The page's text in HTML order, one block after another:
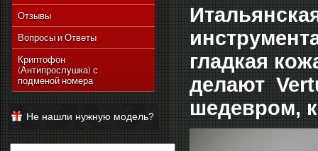
Vertu Constellation
Monogram
Vertu Ascent Ti
Vertu Ferrari Edition
Vertu Racetrack Legends
Vertu Signature Touch
Отзывы
Вопросы и Ответы
Криптофон
(Антипрослушка) с
подменой номера
Не нашли нужную модель?
гладкая
делают
шедевром,